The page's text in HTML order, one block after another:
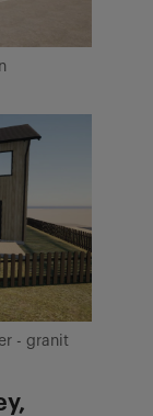
- granit